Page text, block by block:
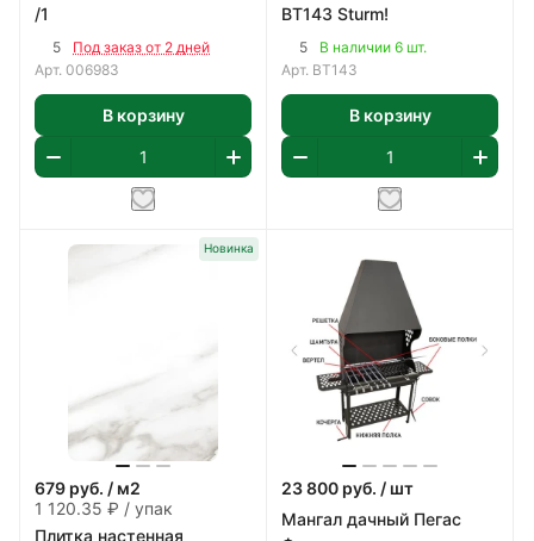
/1
5
Под заказ от 2 дней
Арт. 006983
В корзину
BT143 Sturm!
5
В наличии 6 шт.
Арт. BT143
В корзину
Новинка
679 руб. / м2
1 120.35 ₽ / упак
Плитка настенная
23 800 руб. / шт
Мангал дачный Пегас